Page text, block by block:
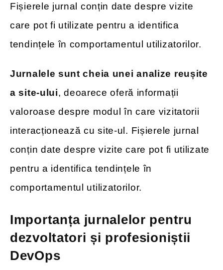
Fișierele jurnal conțin date despre vizite
care pot fi utilizate pentru a identifica
tendințele în comportamentul utilizatorilor.
Jurnalele sunt cheia unei analize reușite
a site-ului, deoarece oferă informații
valoroase despre modul în care vizitatorii
interacționează cu site-ul. Fișierele jurnal
conțin date despre vizite care pot fi utilizate
pentru a identifica tendințele în
comportamentul utilizatorilor.
Importanța jurnalelor pentru
dezvoltatori și profesioniștii
DevOps